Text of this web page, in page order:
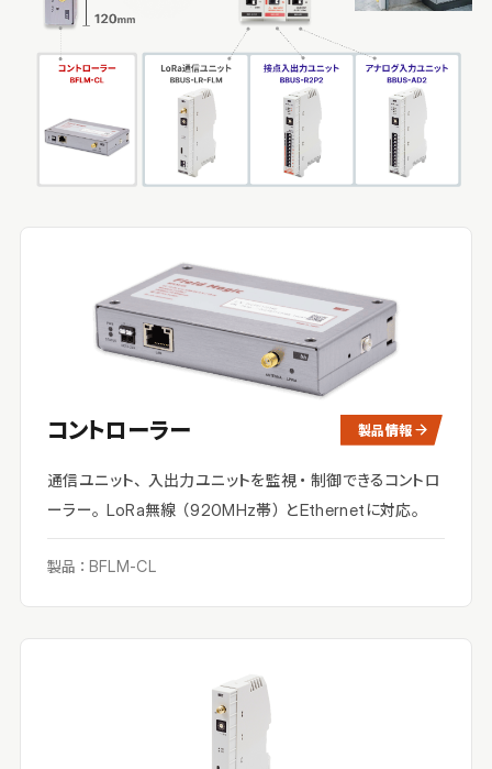
コントローラー 製品情報
通信ユニット、入出力ユニットを監視・制御できるコントロ
ーラー。LoRa無線（920MHz帯）とEthernetに対応。
製品：BFLM-CL